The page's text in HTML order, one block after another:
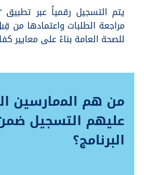
يتم التسجيل رقمياً عبر
مراجعة الطلبات واعتمادها من
للصحة العامة بناءً على معايير
من هم اﻟﻤمارسين
عليهم التسجيل
البرنامج؟